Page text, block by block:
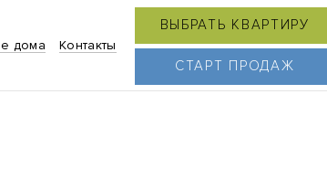
дома Контакты
ВЫБРАТЬ КВАРТИРУ
СТАРТ ПРОДАЖ